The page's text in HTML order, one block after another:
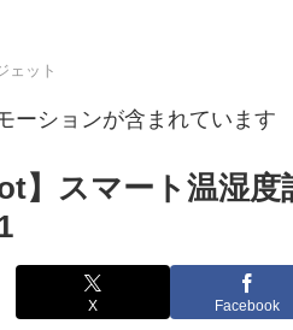
ェット
ーションが含まれています
】スマート温湿
X Facebook